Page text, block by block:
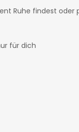
Ruhe findest oder
für dich